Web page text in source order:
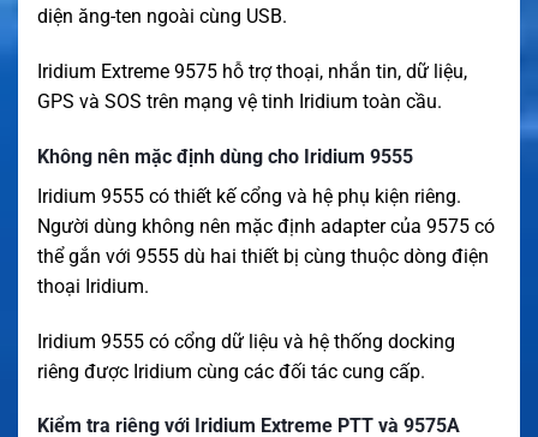
diện ăng-ten ngoài cùng USB.
Iridium Extreme 9575 hỗ trợ thoại, nhắn tin, dữ liệu,
GPS và SOS trên mạng vệ tinh Iridium toàn cầu.
Không nên mặc định dùng cho Iridium 9555
Iridium 9555 có thiết kế cổng và hệ phụ kiện riêng.
Người dùng không nên mặc định adapter của 9575 có
thể gắn với 9555 dù hai thiết bị cùng thuộc dòng điện
thoại Iridium.
Iridium 9555 có cổng dữ liệu và hệ thống docking
riêng được Iridium cùng các đối tác cung cấp.
Kiểm tra riêng với Iridium Extreme PTT và 9575A